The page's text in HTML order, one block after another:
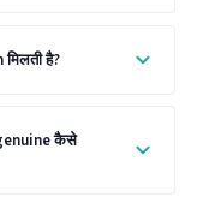
है?
genuine कैसे